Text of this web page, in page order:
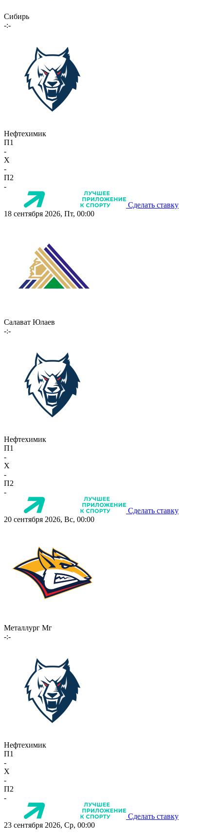
Сибирь
-:-
Нефтехимик
П1
-
X
-
П2
-
Сделать ставку
18 сентября 2026, Пт, 00:00
Салават Юлаев
-:-
Нефтехимик
П1
-
X
-
П2
-
Сделать ставку
20 сентября 2026, Вс, 00:00
Металлург Мг
-:-
Нефтехимик
П1
-
X
-
П2
-
Сделать ставку
23 сентября 2026, Ср, 00:00